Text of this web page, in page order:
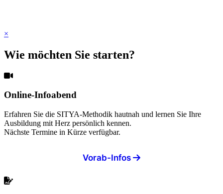
×
Wie möchten Sie starten?
Online-Infoabend
Erfahren Sie die SITYA-Methodik hautnah und lernen Sie Ihre
Ausbildung mit Herz persönlich kennen.
Nächste Termine in Kürze verfügbar.
Vorab-Infos